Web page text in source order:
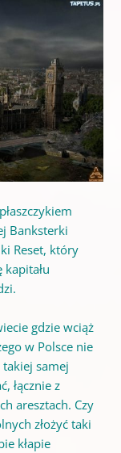
Banksterki
Reset, który
gdzie wciąż
w Polsce nie
takiej samej
łącznie z
aresztach. Czy
złożyć taki
kłapie